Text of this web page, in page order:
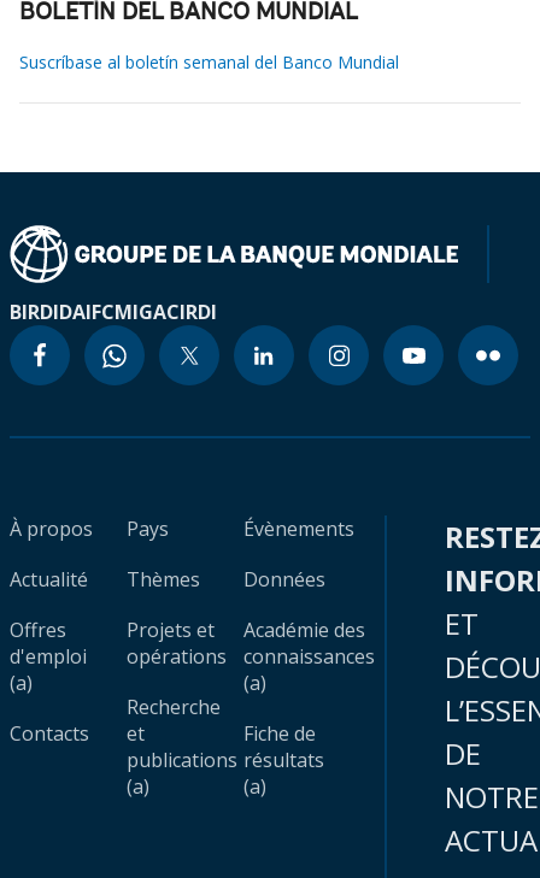
BOLETÍN DEL BANCO MUNDIAL
Suscríbase al boletín semanal del Banco Mundial
BIRDIDAIFCMIGACIRDI
À propos
Actualité
Offres
d'emploi
(a)
Contacts
Pays
Thèmes
Projets et
opérations
Recherche
et
publications
(a)
Évènements
Données
Académie des
connaissances
(a)
Fiche de
résultats
(a)
ET
DE
NOTRE